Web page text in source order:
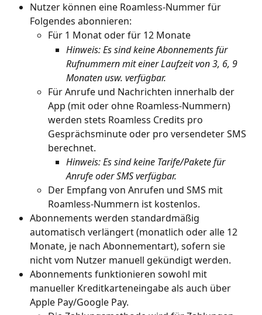
Nutzer können eine Roamless-Nummer für
Folgendes abonnieren:
Für 1 Monat oder für 12 Monate
Hinweis: Es sind keine Abonnements für
Rufnummern mit einer Laufzeit von 3, 6, 9
Monaten usw. verfügbar.
Für Anrufe und Nachrichten innerhalb der
App (mit oder ohne Roamless-Nummern)
werden stets Roamless Credits pro
Gesprächsminute oder pro versendeter SMS
berechnet.
Hinweis: Es sind keine Tarife/Pakete für
Anrufe oder SMS verfügbar.
Der Empfang von Anrufen und SMS mit
Roamless-Nummern ist kostenlos.
Abonnements werden standardmäßig
automatisch verlängert (monatlich oder alle 12
Monate, je nach Abonnementart), sofern sie
nicht vom Nutzer manuell gekündigt werden.
Abonnements funktionieren sowohl mit
manueller Kreditkarteneingabe als auch über
Apple Pay/Google Pay.